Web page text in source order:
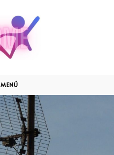
MENÚ